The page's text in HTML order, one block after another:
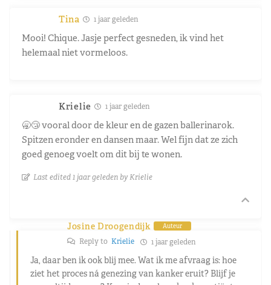
Tina 1 jaar geleden
Mooi! Chique. Jasje perfect gesneden, ik vind het
helemaal niet vormeloos.
Krielie 1 jaar geleden
🥱😴 vooral door de kleur en de gazen ballerinarok.
Spitzen eronder en dansen maar. Wel fijn dat ze zich
goed genoeg voelt om dit bij te wonen.
Last edited 1 jaar geleden by Krielie
Josine Droogendijk Auteur
Reply to Krielie 1 jaar geleden
Ja, daar ben ik ook blij mee. Wat ik me afvraag is: hoe
ziet het proces ná genezing van kanker eruit? Blijf je